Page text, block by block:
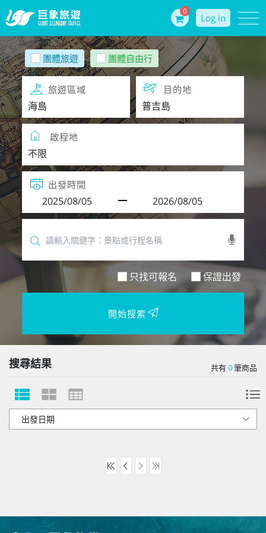
0
Log in
團體旅遊 團體自由行
旅遊區域 目的地
啟程地
出發時間
只找可報名 保證出發
開始搜索
搜尋結果 共有0筆商品